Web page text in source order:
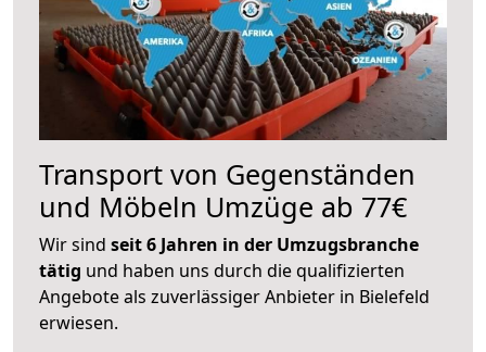
Transport von Gegenständen
und Möbeln Umzüge ab 77€
Wir sind seit 6 Jahren in der Umzugsbranche
tätig und haben uns durch die qualifizierten
Angebote als zuverlässiger Anbieter in Bielefeld
erwiesen.